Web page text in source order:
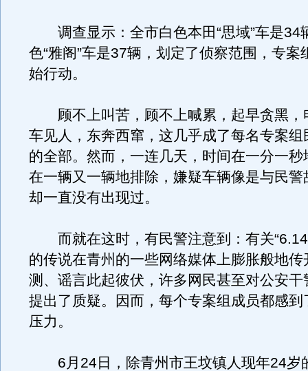
调查显示：全市白色本田“思域”车是34
色“雅阁”车是37辆，划定了侦察范围，专案
始行动。
顾不上叫苦，顾不上喊累，起早贪黑，
车见人，东奔西窜，这几乎成了每名专案组
的全部。然而，一连几天，时间在一分一秒
在一辆又一辆地排除，嫌疑车辆像是与民警
却一直没有出现过。
而就在这时，有民警注意到：有关
的传说在青州的一些网络媒体上膨胀般地传
测、谣言此起彼伏，许多网民甚至对公安干
提出了质疑。因而，每个专案组成员都感到
压力。
6月24日，除青州市王坟镇人现年24岁